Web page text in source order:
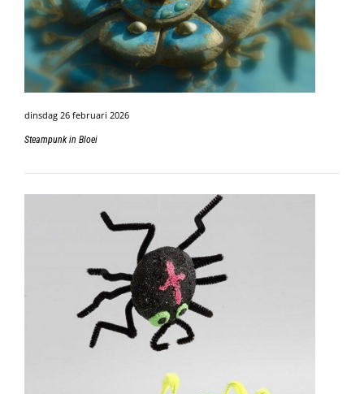
dinsdag 26 februari 2026
Steampunk in Bloei